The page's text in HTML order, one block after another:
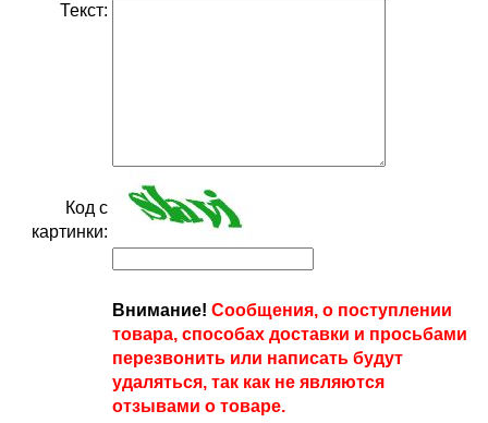
Текст:
Код с
картинки:
Внимание! Сообщения, о поступлении
товара, способах доставки и просьбами
перезвонить или написать будут
удаляться, так как не являются
отзывами о товаре.